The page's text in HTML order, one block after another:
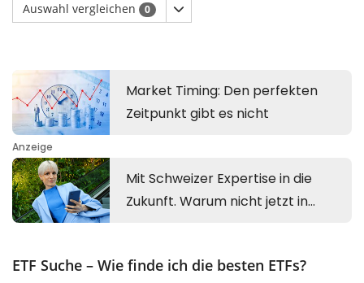
Auswahl vergleichen 0
ETF Suche – Wie finde ich die besten ETFs?